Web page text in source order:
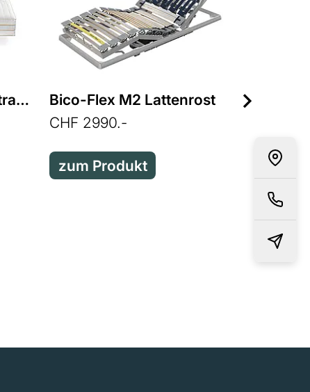
Butterfly Emerald Matratze
Bico-Flex M2 Lattenrost
CHF 2990.-
zum Produkt
CHF
zum